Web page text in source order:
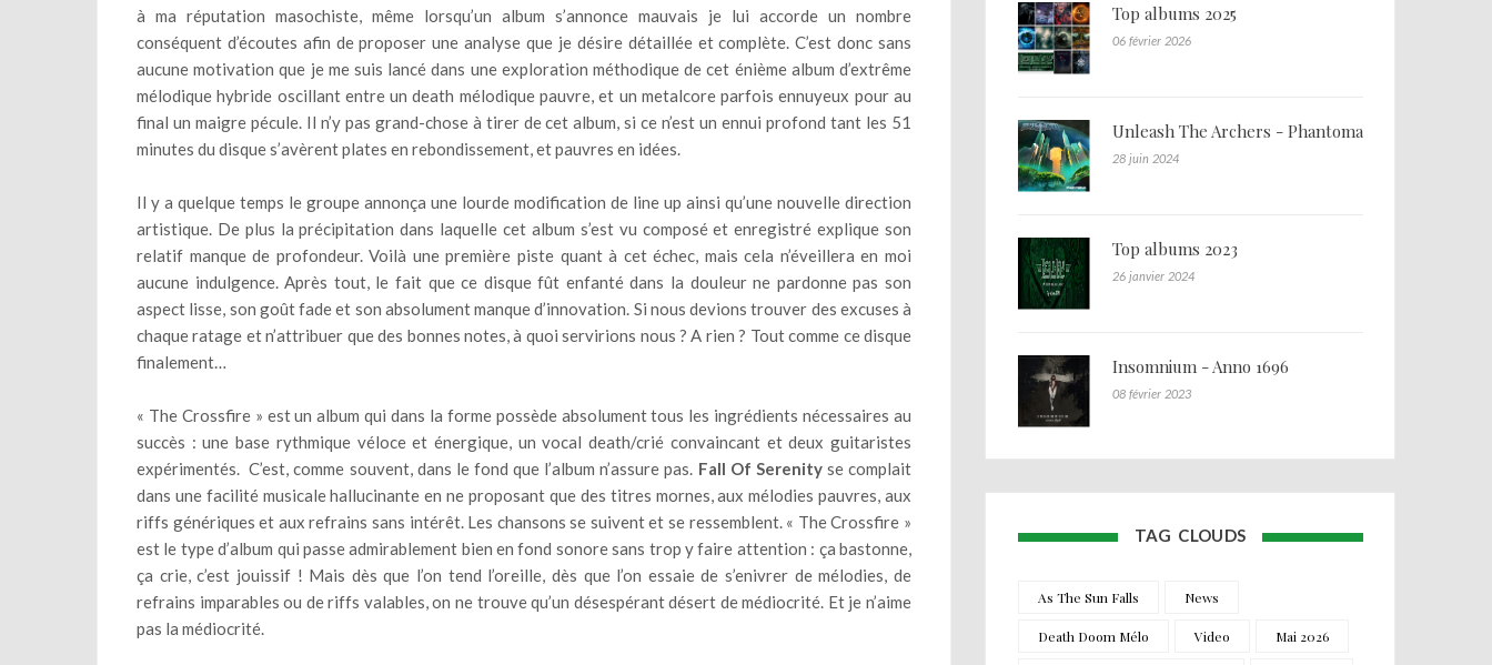
à ma réputation masochiste, même lorsqu’un album s’annonce mauvais je lui accorde un nombre
conséquent d’écoutes afin de proposer une analyse que je désire détaillée et complète. C’est donc sans
aucune motivation que je me suis lancé dans une exploration méthodique de cet énième album d’extrême
mélodique hybride oscillant entre un death mélodique pauvre, et un metalcore parfois ennuyeux pour au
final un maigre pécule. Il n’y pas grand-chose à tirer de cet album, si ce n’est un ennui profond tant les 51
minutes du disque s’avèrent plates en rebondissement, et pauvres en idées.
Il y a quelque temps le groupe annonça une lourde modification de line up ainsi qu’une nouvelle direction
artistique. De plus la précipitation dans laquelle cet album s’est vu composé et enregistré explique son
relatif manque de profondeur. Voilà une première piste quant à cet échec, mais cela n’éveillera en moi
aucune indulgence. Après tout, le fait que ce disque fût enfanté dans la douleur ne pardonne pas son
aspect lisse, son goût fade et son absolument manque d’innovation. Si nous devions trouver des excuses à
chaque ratage et n’attribuer que des bonnes notes, à quoi servirions nous ? A rien ? Tout comme ce disque
finalement…
« The Crossfire » est un album qui dans la forme possède absolument tous les ingrédients nécessaires au
succès : une base rythmique véloce et énergique, un vocal death/crié convaincant et deux guitaristes
expérimentés. C’est, comme souvent, dans le fond que l’album n’assure pas. Fall Of Serenityse complait
dans une facilité musicale hallucinante en ne proposant que des titres mornes, aux mélodies pauvres, aux
riffs génériques et aux refrains sans intérêt. Les chansons se suivent et se ressemblent. « The Crossfire »
est le type d’album qui passe admirablement bien en fond sonore sans trop y faire attention : ça bastonne,
ça crie, c’est jouissif ! Mais dès que l’on tend l’oreille, dès que l’on essaie de s’enivrer de mélodies, de
refrains imparables ou de riffs valables, on ne trouve qu’un désespérant désert de médiocrité. Et je n’aime
pas la médiocrité.
Top albums 2025
06 février 2026
Unleash The Archers - Phantoma
28 juin 2024
Top albums 2023
26 janvier 2024
Insomnium - Anno 1696
08 février 2023
TAG CLOUDS
As The Sun Falls News
Death Doom Mélo Video Mai 2026